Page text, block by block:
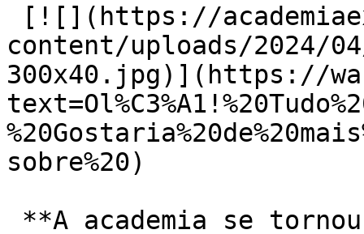
content/uploads/2024/
300x40.jpg)](https://
sobre%20)